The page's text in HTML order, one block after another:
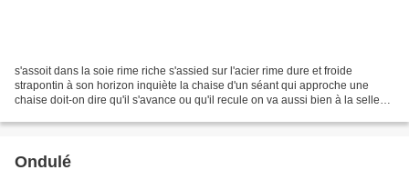
s'assoit dans la soie rime riche s'assied sur l'acier rime dure et froide
strapontin à son horizon inquiète la chaise d'un séant qui approche une
chaise doit-on dire qu'il s'avance ou qu'il recule on va aussi bien à la selle
Ondulé